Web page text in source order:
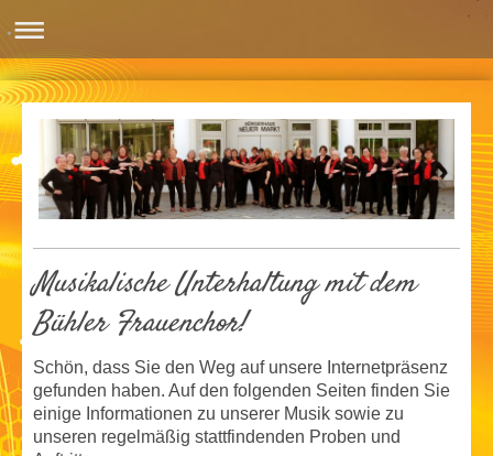
Musikalische Unterhaltung mit dem
Bühler Frauenchor!
Schön, dass Sie den Weg auf unsere Internetpräsenz
gefunden haben. Auf den folgenden Seiten finden Sie
einige Informationen zu unserer Musik sowie zu
unseren regelmäßig stattfindenden Proben und